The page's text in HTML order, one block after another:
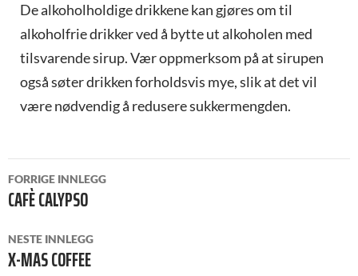
De alkoholholdige drikkene kan gjøres om til
alkoholfrie drikker ved å bytte ut alkoholen med
tilsvarende sirup. Vær oppmerksom på at sirupen
også søter drikken forholdsvis mye, slik at det vil
være nødvendig å redusere sukkermengden.
INNLEGGSNAVIGASJON
FORRIGE INNLEGG
CAFÈ CALYPSO
NESTE INNLEGG
X-MAS COFFEE